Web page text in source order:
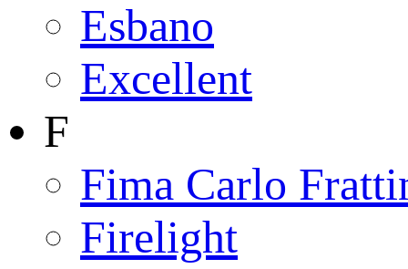
Esbano
Excellent
F
Fima Carlo
Firelight